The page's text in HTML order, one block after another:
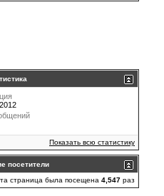
Показать всю статистику
посетители
страница была посещена 4,547 раз